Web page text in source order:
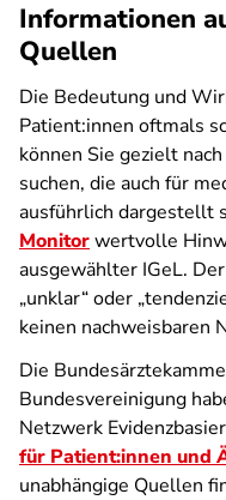
Informationen
Quellen
Die Bedeutung und
Patient:innen oftmals
können Sie gezielt
suchen, die auch für
ausführlich dargestellt
Monitorwertvolle
ausgewählter IGeL.
„unklar“ oder
keinen nachweisbaren
Die
Bundesvereinigung
Netzwerk
für Patient:innen und
unabhängige Quellen